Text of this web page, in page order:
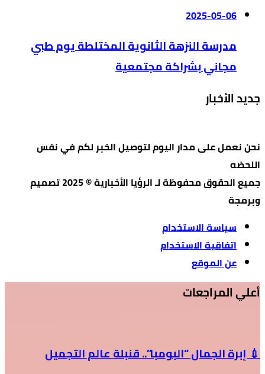
2025-05-06
مدرسة النزهة الثانوية المختلطة يوم طبي
مجاني بشراكة مجتمعية
جديد الأخبار
نحن نعمل على مدار اليوم لتوصيل الخبر لكم في نفس
اللحضه
جميع الحقوق محفوظة لـ الرؤيا الأخبارية © 2025 تصميم
وبرمجة
سياسة الاستخدام
اتفاقية الاستخدام
عن الموقع
أعلي المراجعات
💉 إبرة الجمال “البومبا”.. قنبلة عالم التجميل